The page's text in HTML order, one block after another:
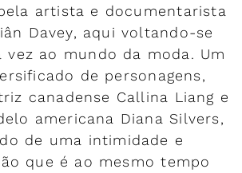
artista e documentarista
Davey, aqui voltando-se
vez ao mundo da moda. Um
de personagens,
canadense Callina Liang e
americana Diana Silvers,
de uma intimidade e
que é ao mesmo tempo